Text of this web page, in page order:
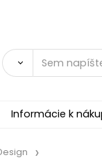
Informácie k